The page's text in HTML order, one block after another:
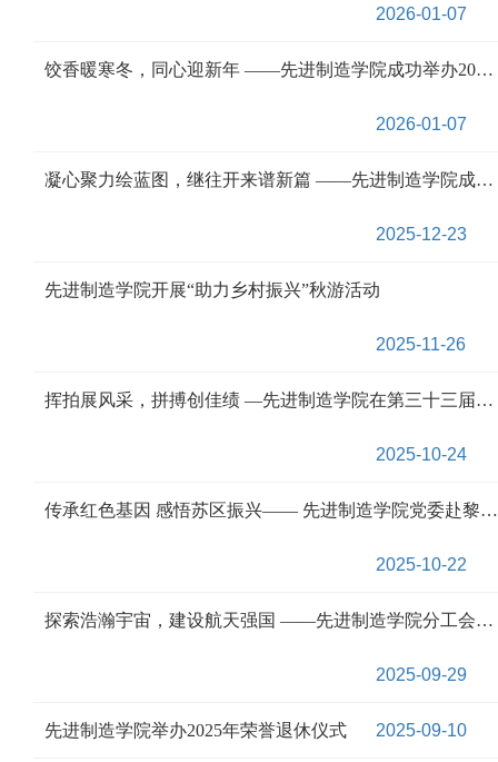
2026-01-07
饺香暖寒冬，同心迎新年 ——先进制造学院成功举办2025年元旦包饺子活动
2026-01-07
凝心聚力绘蓝图，继往开来谱新篇 ——先进制造学院成功召开一届四次教职工暨工会会员代表大会
2025-12-23
先进制造学院开展“助力乡村振兴”秋游活动
2025-11-26
挥拍展风采，拼搏创佳绩 —先进制造学院在第三十三届校运会乒乓球混合团体赛中喜获第五名
2025-10-24
传承红色基因 感悟苏区振兴—— 先进制造学院党委赴黎川开展系列主题党日活动
2025-10-22
探索浩瀚宇宙，建设航天强国 ——先进制造学院分工会组织观影《窗外是蓝星》
2025-09-29
先进制造学院举办2025年荣誉退休仪式 2025-09-10